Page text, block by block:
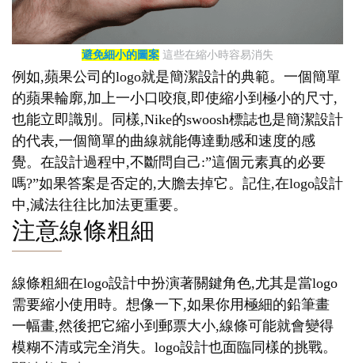
避免細小的圖案 這些在縮小時容易消失
例如,蘋果公司的logo就是簡潔設計的典範。一個簡單
的蘋果輪廓,加上一小口咬痕,即使縮小到極小的尺寸,
也能立即識別。同樣,Nike的swoosh標誌也是簡潔設計
的代表,一個簡單的曲線就能傳達動感和速度的感
覺。在設計過程中,不斷問自己:”這個元素真的必要
嗎?”如果答案是否定的,大膽去掉它。記住,在logo設計
中,減法往往比加法更重要。
注意線條粗細
線條粗細在logo設計中扮演著關鍵角色,尤其是當logo
需要縮小使用時。想像一下,如果你用極細的鉛筆畫
一幅畫,然後把它縮小到郵票大小,線條可能就會變得
模糊不清或完全消失。logo設計也面臨同樣的挑戰。